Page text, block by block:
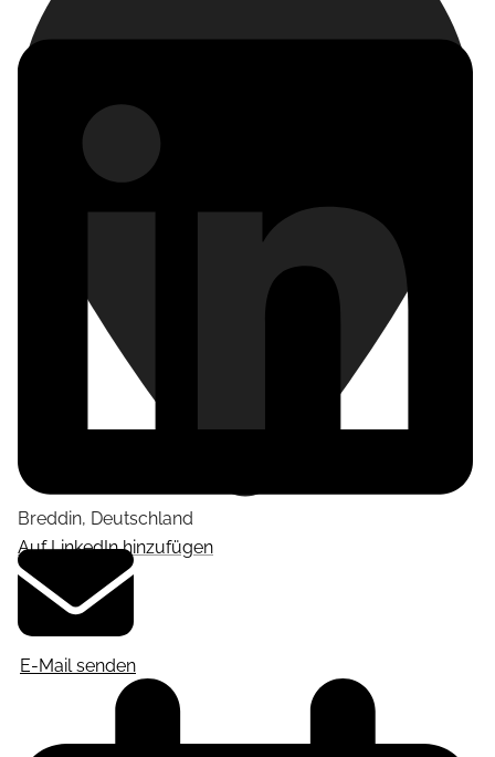
Auf LinkedIn hinzufügen
Breddin, Deutschland
E-Mail senden